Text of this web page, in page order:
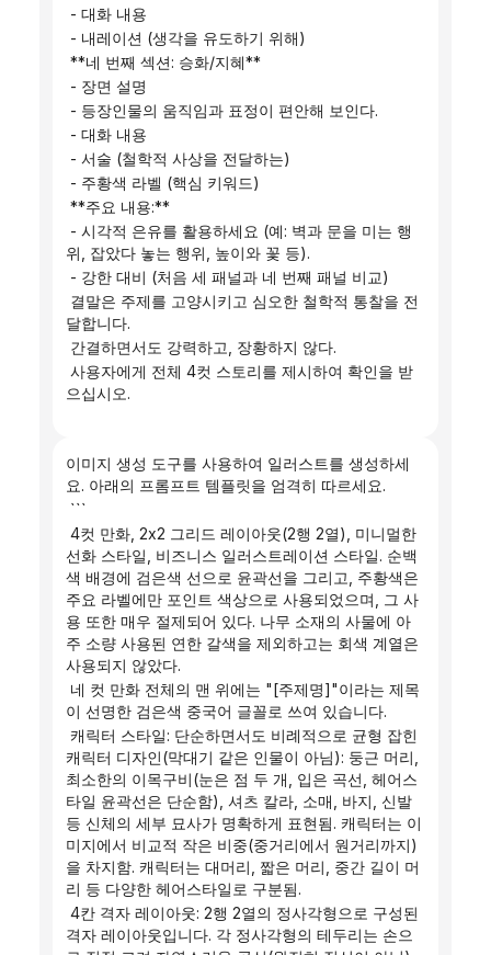
- 대화 내용
- 내레이션 (생각을 유도하기 위해)
**네 번째 섹션: 승화/지혜**
- 장면 설명
- 등장인물의 움직임과 표정이 편안해 보인다.
- 대화 내용
- 서술 (철학적 사상을 전달하는)
- 주황색 라벨 (핵심 키워드)
**주요 내용:**
위, 잡았다 놓는 행위, 높이와 꽃 등).
- 강한 대비 (처음 세 패널과 네 번째 패널 비교)
달합니다.
간결하면서도 강력하고, 장황하지 않다.
으십시오.
이미지 생성 도구를 사용하여 일러스트를 생성하세
요. 아래의 프롬프트 템플릿을 엄격히 따르세요.
```
선화 스타일, 비즈니스 일러스트레이션 스타일. 순백
색 배경에 검은색 선으로 윤곽선을 그리고, 주황색은
주요 라벨에만 포인트 색상으로 사용되었으며, 그 사
용 또한 매우 절제되어 있다. 나무 소재의 사물에 아
주 소량 사용된 연한 갈색을 제외하고는 회색 계열은
사용되지 않았다.
이 선명한 검은색 중국어 글꼴로 쓰여 있습니다.
캐릭터 디자인(막대기 같은 인물이 아님): 둥근 머리,
최소한의 이목구비(눈은 점 두 개, 입은 곡선, 헤어스
타일 윤곽선은 단순함), 셔츠 칼라, 소매, 바지, 신발
등 신체의 세부 묘사가 명확하게 표현됨. 캐릭터는 이
미지에서 비교적 작은 비중(중거리에서 원거리까지)
을 차지함. 캐릭터는 대머리, 짧은 머리, 중간 길이 머
리 등 다양한 헤어스타일로 구분됨.
격자 레이아웃입니다. 각 정사각형의 테두리는 손으